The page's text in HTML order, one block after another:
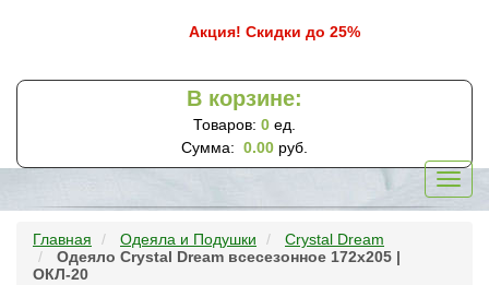
Акция! Скидки до 25%
В корзине:
Товаров: 0 ед.
Сумма: 0.00 руб.
Главная Одеяла и Подушки
Crystal Dream
Одеяло Crystal Dream всесезонное 172х205 |
ОКЛ-20